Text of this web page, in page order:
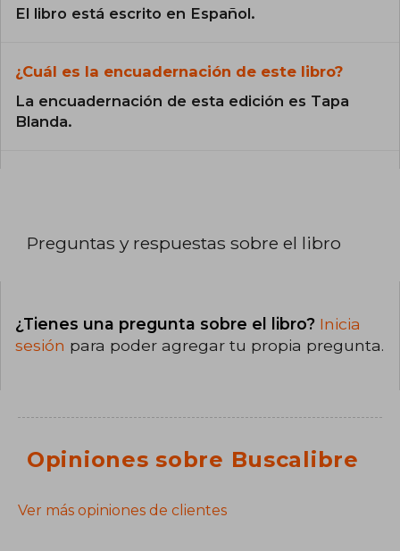
El libro está escrito en Español.
¿Cuál es la encuadernación de este libro?
La encuadernación de esta edición es Tapa
Blanda.
Preguntas y respuestas sobre el libro
¿Tienes una pregunta sobre el libro? Inicia
sesión para poder agregar tu propia pregunta.
Opiniones sobre Buscalibre
Ver más opiniones de clientes